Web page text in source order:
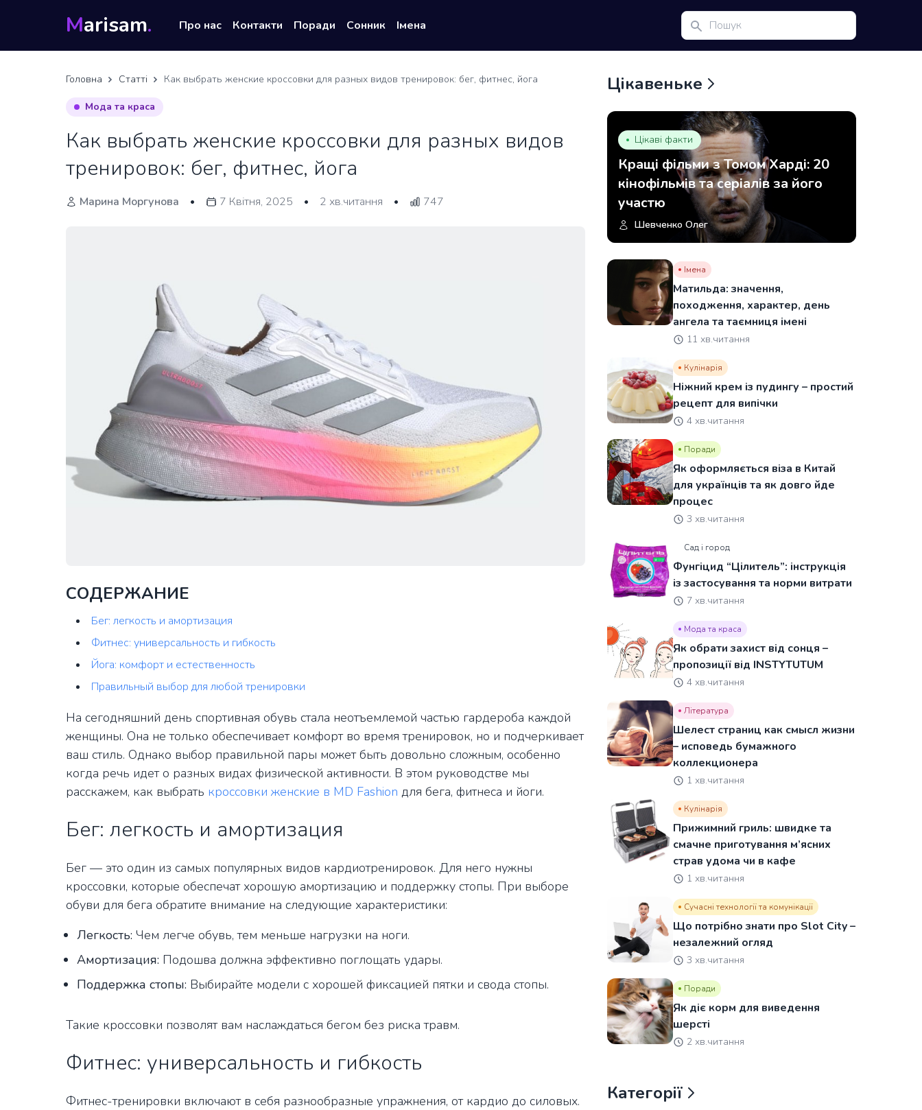
Marisam. Про нас Контакти Поради Сонник Імена
Головна Статті Как выбрать женские кроссовки для разных видов тренировок: бег, фитнес, йога
Мода та краса
Как выбрать женские кроссовки для разных видов
тренировок: бег, фитнес, йога
Марина Моргунова • 7 Квітня, 2025 • 2 хв.читання • 747
СОДЕРЖАНИЕ
Бег: легкость и амортизация
Фитнес: универсальность и гибкость
Йога: комфорт и естественность
Правильный выбор для любой тренировки
На сегодняшний день спортивная обувь стала неотъемлемой частью гардероба каждой
женщины. Она не только обеспечивает комфорт во время тренировок, но и подчеркивает
ваш стиль. Однако выбор правильной пары может быть довольно сложным, особенно
когда речь идет о разных видах физической активности. В этом руководстве мы
расскажем, как выбрать кроссовки женские в MD Fashion для бега, фитнеса и йоги.
Бег: легкость и амортизация
Бег — это один из самых популярных видов кардиотренировок. Для него нужны
кроссовки, которые обеспечат хорошую амортизацию и поддержку стопы. При выборе
обуви для бега обратите внимание на следующие характеристики:
Легкость: Чем легче обувь, тем меньше нагрузки на ноги.
Амортизация: Подошва должна эффективно поглощать удары.
Поддержка стопы: Выбирайте модели с хорошей фиксацией пятки и свода стопы.
Такие кроссовки позволят вам наслаждаться бегом без риска травм.
Фитнес: универсальность и гибкость
Фитнес-тренировки включают в себя разнообразные упражнения, от кардио до силовых.
Цікавеньке
Цікаві факти
Кращі фільми з Томом Харді: 20
кінофільмів та серіалів за його
участю
Шевченко Олег
Імена
Матильда: значення,
походження, характер, день
ангела та таємниця імені
11 хв.читання
Кулінарія
Ніжний крем із пудингу – простий
рецепт для випічки
4 хв.читання
Поради
Як оформляється віза в Китай
для українців та як довго йде
процес
3 хв.читання
Сад і город
Фунгіцид “Цілитель”: інструкція
із застосування та норми витрати
7 хв.читання
Мода та краса
Як обрати захист від сонця –
пропозиції від INSTYTUTUM
4 хв.читання
Література
Шелест страниц как смысл жизни
– исповедь бумажного
коллекционера
1 хв.читання
Кулінарія
Прижимний гриль: швидке та
смачне приготування м’ясних
страв удома чи в кафе
1 хв.читання
Сучасні технології та комунікації
Що потрібно знати про Slot City –
незалежний огляд
3 хв.читання
Поради
Як діє корм для виведення
шерсті
2 хв.читання
Категорії